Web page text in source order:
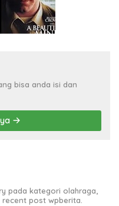
bisa anda isi dan
pada kategori olahraga,
post wpberita.